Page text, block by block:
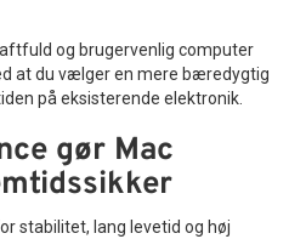
og brugervenlig computer
at du vælger en mere bæredygtig
på eksisterende elektronik.
gør Mac
stabilitet, lang levetid og høj